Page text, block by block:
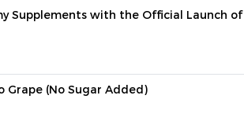
Supplements with the Official Launch
Grape (No Sugar Added)